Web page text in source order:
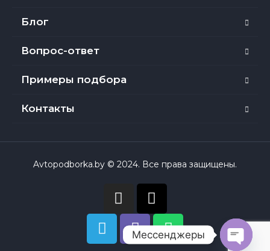
Блог
Вопрос-ответ
Примеры подбора
Контакты
Avtopodborka.by © 2024. Все права защищены.
Мессенджеры